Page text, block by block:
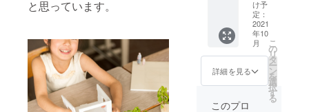
と思っています。
ていま
す。 ※
お友達
と別々
場合
は、ご
上、個
いま
す。 ・
ワーク
ショッ
プの所
は約3時
間で
会場版
す。 ・
オンラ
イン版
での
ワーク
ショッ
プで
比べて
のお名
前入れ
をフル
ネー
ム・イ
ニシャ
ルどち
ご選択
で実施
するか
zoom等
でお打
ち合わ
せさせ
て頂き
・備考
住宅の
設計時
にキッ
チン、
家具の
製作お
願いし
職人さ
け予
定：
2021
年10
月
詳細を見る
こ
の
リ
タ
ー
ン
を
選
択
す
る
このプロ